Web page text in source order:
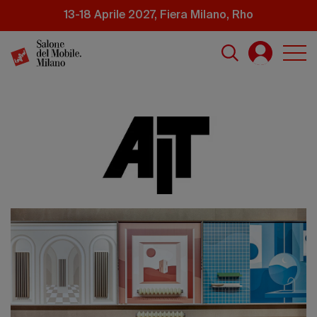
principale
13-18 Aprile 2027, Fiera Milano, Rho